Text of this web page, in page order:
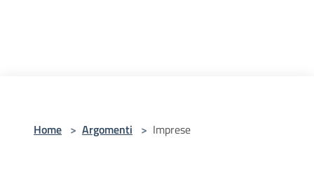
Home > Argomenti > Imprese